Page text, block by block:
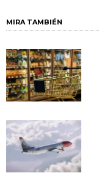
MIRA TAMBIÉN